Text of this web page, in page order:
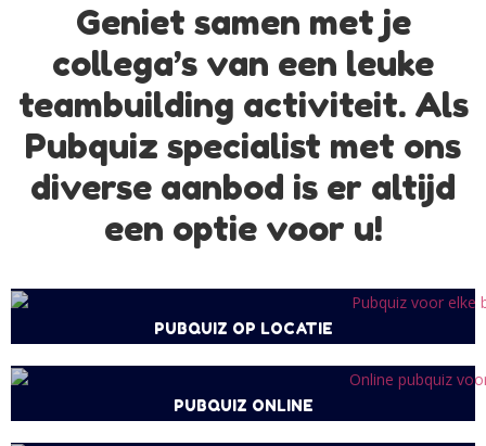
Geniet samen met je
collega’s van een leuke
teambuilding activiteit. Als
Pubquiz specialist met ons
diverse aanbod is er altijd
een optie voor u!
PUBQUIZ OP LOCATIE
PUBQUIZ ONLINE